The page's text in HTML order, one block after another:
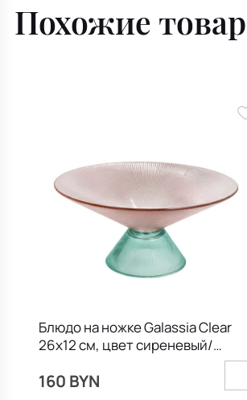
Похожие
Блюдо на ножке Galassia Clear
26х12 см, цвет сиреневый/
160 BYN